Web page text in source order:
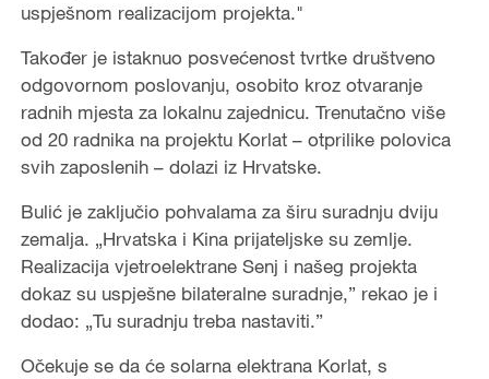
uspješnom realizacijom projekta."
Također je istaknuo posvećenost tvrtke društveno
odgovornom poslovanju, osobito kroz otvaranje
radnih mjesta za lokalnu zajednicu. Trenutačno više
od 20 radnika na projektu Korlat – otprilike polovica
svih zaposlenih – dolazi iz Hrvatske.
Bulić je zaključio pohvalama za širu suradnju dviju
zemalja. „Hrvatska i Kina prijateljske su zemlje.
Realizacija vjetroelektrane Senj i našeg projekta
dokaz su uspješne bilateralne suradnje,” rekao je i
dodao: „Tu suradnju treba nastaviti.”
Očekuje se da će solarna elektrana Korlat, s